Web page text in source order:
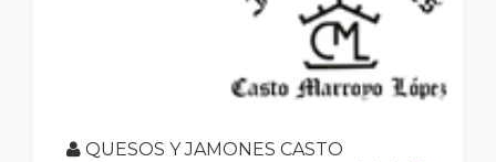
QUESOS Y JAMONES CASTO